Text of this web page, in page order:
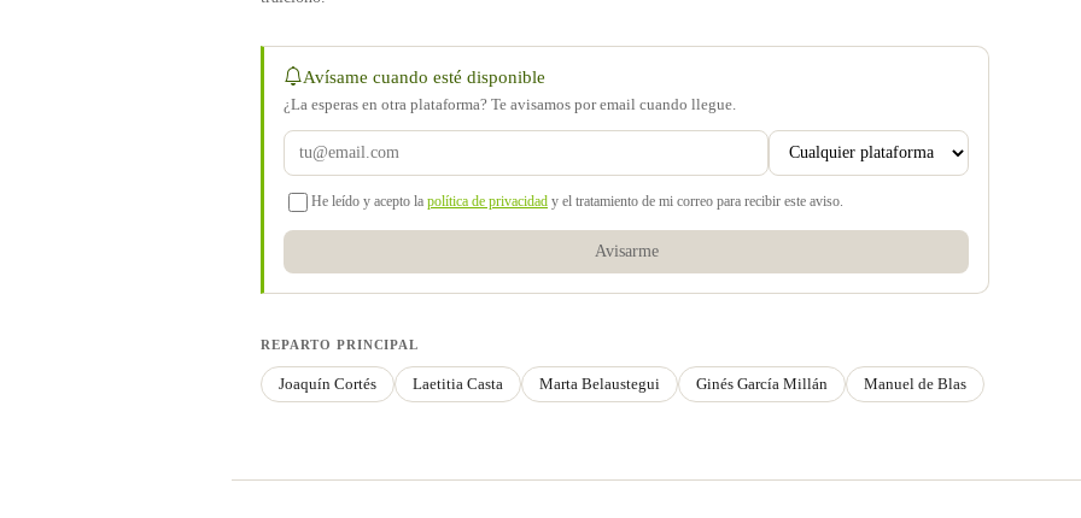
Avísame cuando esté disponible
¿La esperas en otra plataforma? Te avisamos por email cuando llegue.
He leído y acepto la política de privacidad y el tratamiento de mi correo para recibir este aviso.
Avisarme
REPARTO PRINCIPAL
Joaquín Cortés Laetitia Casta Marta Belaustegui Ginés García Millán Manuel de Blas